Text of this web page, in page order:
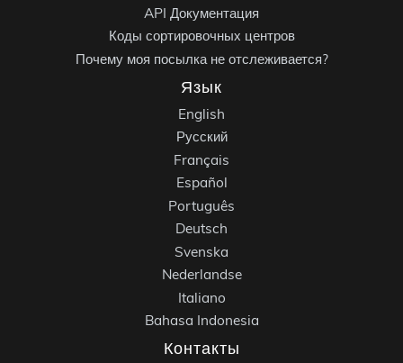
API Документация
Коды сортировочных центров
Почему моя посылка не отслеживается?
Язык
English
Русский
Français
Español
Português
Deutsch
Svenska
Nederlandse
Italiano
Bahasa Indonesia
Контакты